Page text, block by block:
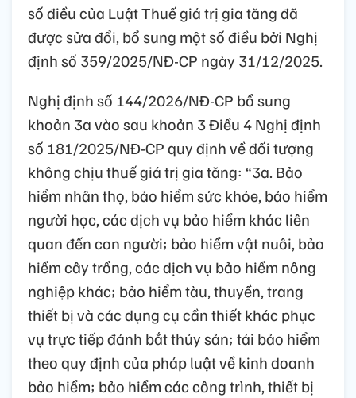
số điều của Luật Thuế giá trị gia tăng đã
được sửa đổi, bổ sung một số điều bởi Nghị
định số 359/2025/NĐ-CP ngày 31/12/2025.
Nghị định số 144/2026/NĐ-CP bổ sung
khoản 3a vào sau khoản 3 Điều 4 Nghị định
số 181/2025/NĐ-CP quy định về đối tượng
không chịu thuế giá trị gia tăng: “3a. Bảo
hiểm nhân thọ, bảo hiểm sức khỏe, bảo hiểm
người học, các dịch vụ bảo hiểm khác liên
quan đến con người; bảo hiểm vật nuôi, bảo
hiểm cây trồng, các dịch vụ bảo hiểm nông
nghiệp khác; bảo hiểm tàu, thuyền, trang
thiết bị và các dụng cụ cần thiết khác phục
vụ trực tiếp đánh bắt thủy sản; tái bảo hiểm
theo quy định của pháp luật về kinh doanh
bảo hiểm; bảo hiểm các công trình, thiết bị